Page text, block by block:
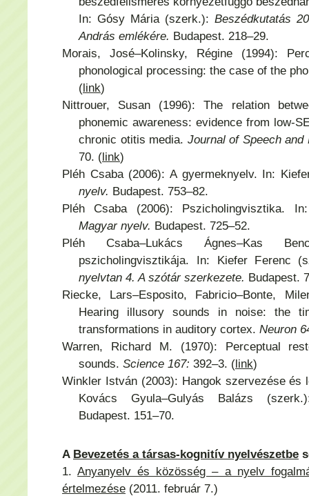
In: Gósy Mária (szerk.): Beszédkutatás
András emlékére. Budapest. 218–29.
Morais, José–Kolinsky, Régine (1994):
phonological processing: the case of the
(link)
Nittrouer, Susan (1996): The relation
phonemic awareness: evidence from low-
chronic otitis media. Journal of Speech and
70. (link)
Pléh Csaba (2006): A gyermeknyelv. In:
nyelv. Budapest. 753–82.
Pléh Csaba (2006): Pszicholingvisztika.
Magyar nyelv. Budapest. 725–52.
Pléh Csaba–Lukács Ágnes–Kas
pszicholingvisztikája. In: Kiefer Ferenc
nyelvtan 4. A szótár szerkezete. Budapest.
Riecke, Lars–Esposito, Fabricio–Bonte,
Hearing illusory sounds in noise: the
transformations in auditory cortex. Neuron
Warren, Richard M. (1970): Perceptual
sounds. Science 167: 392–3. (link)
Winkler István (2003): Hangok szervezése és
Kovács Gyula–Gulyás Balázs
Budapest. 151–70.
A Bevezetés a társas-kognitív nyelvészetbe
1.Anyanyelv és közösség – a nyelv
értelmezése (2011. február 7.)